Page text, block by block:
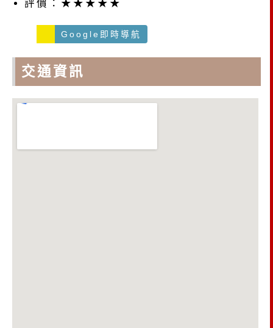
評價：★★★★★
Google即時導航
交通資訊